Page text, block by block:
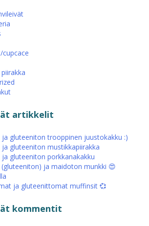
artikkelit
gluteeniton trooppinen juustokakku :)
gluteeniton mustikkapiirakka
gluteeniton porkkanakakku
ja maidoton munkki 😍
ja gluteenittomat muffinsit 💞
kommentit